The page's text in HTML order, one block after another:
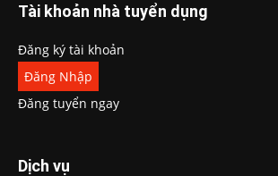
Tài khoản nhà tuyển dụng
Đăng ký tài khoản
Đăng Nhập
Đăng tuyển ngay
Dịch vụ